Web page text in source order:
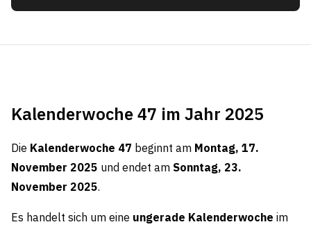
Kalenderwoche 47 im Jahr 2025
Die Kalenderwoche 47 beginnt am Montag, 17.
November 2025 und endet am Sonntag, 23.
November 2025.
Es handelt sich um eine ungerade Kalenderwoche im